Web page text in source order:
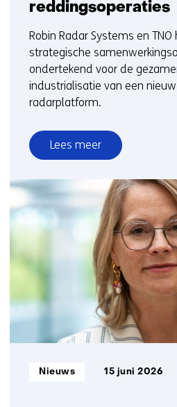
reddingsoperaties
Robin Radar Systems en
strategische
ondertekend voor de
industrialisatie van een
radarplatform.
Lees meer
over
Robin
Radar
en
TNO
ontwikkelen
airborne
grondsurveillance
zoek-
reddingsoperaties
Informatietype:
Nieuws 15 juni 2026